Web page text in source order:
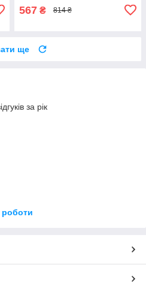
567 ₴ 814 ₴
ще
за рік
роботи